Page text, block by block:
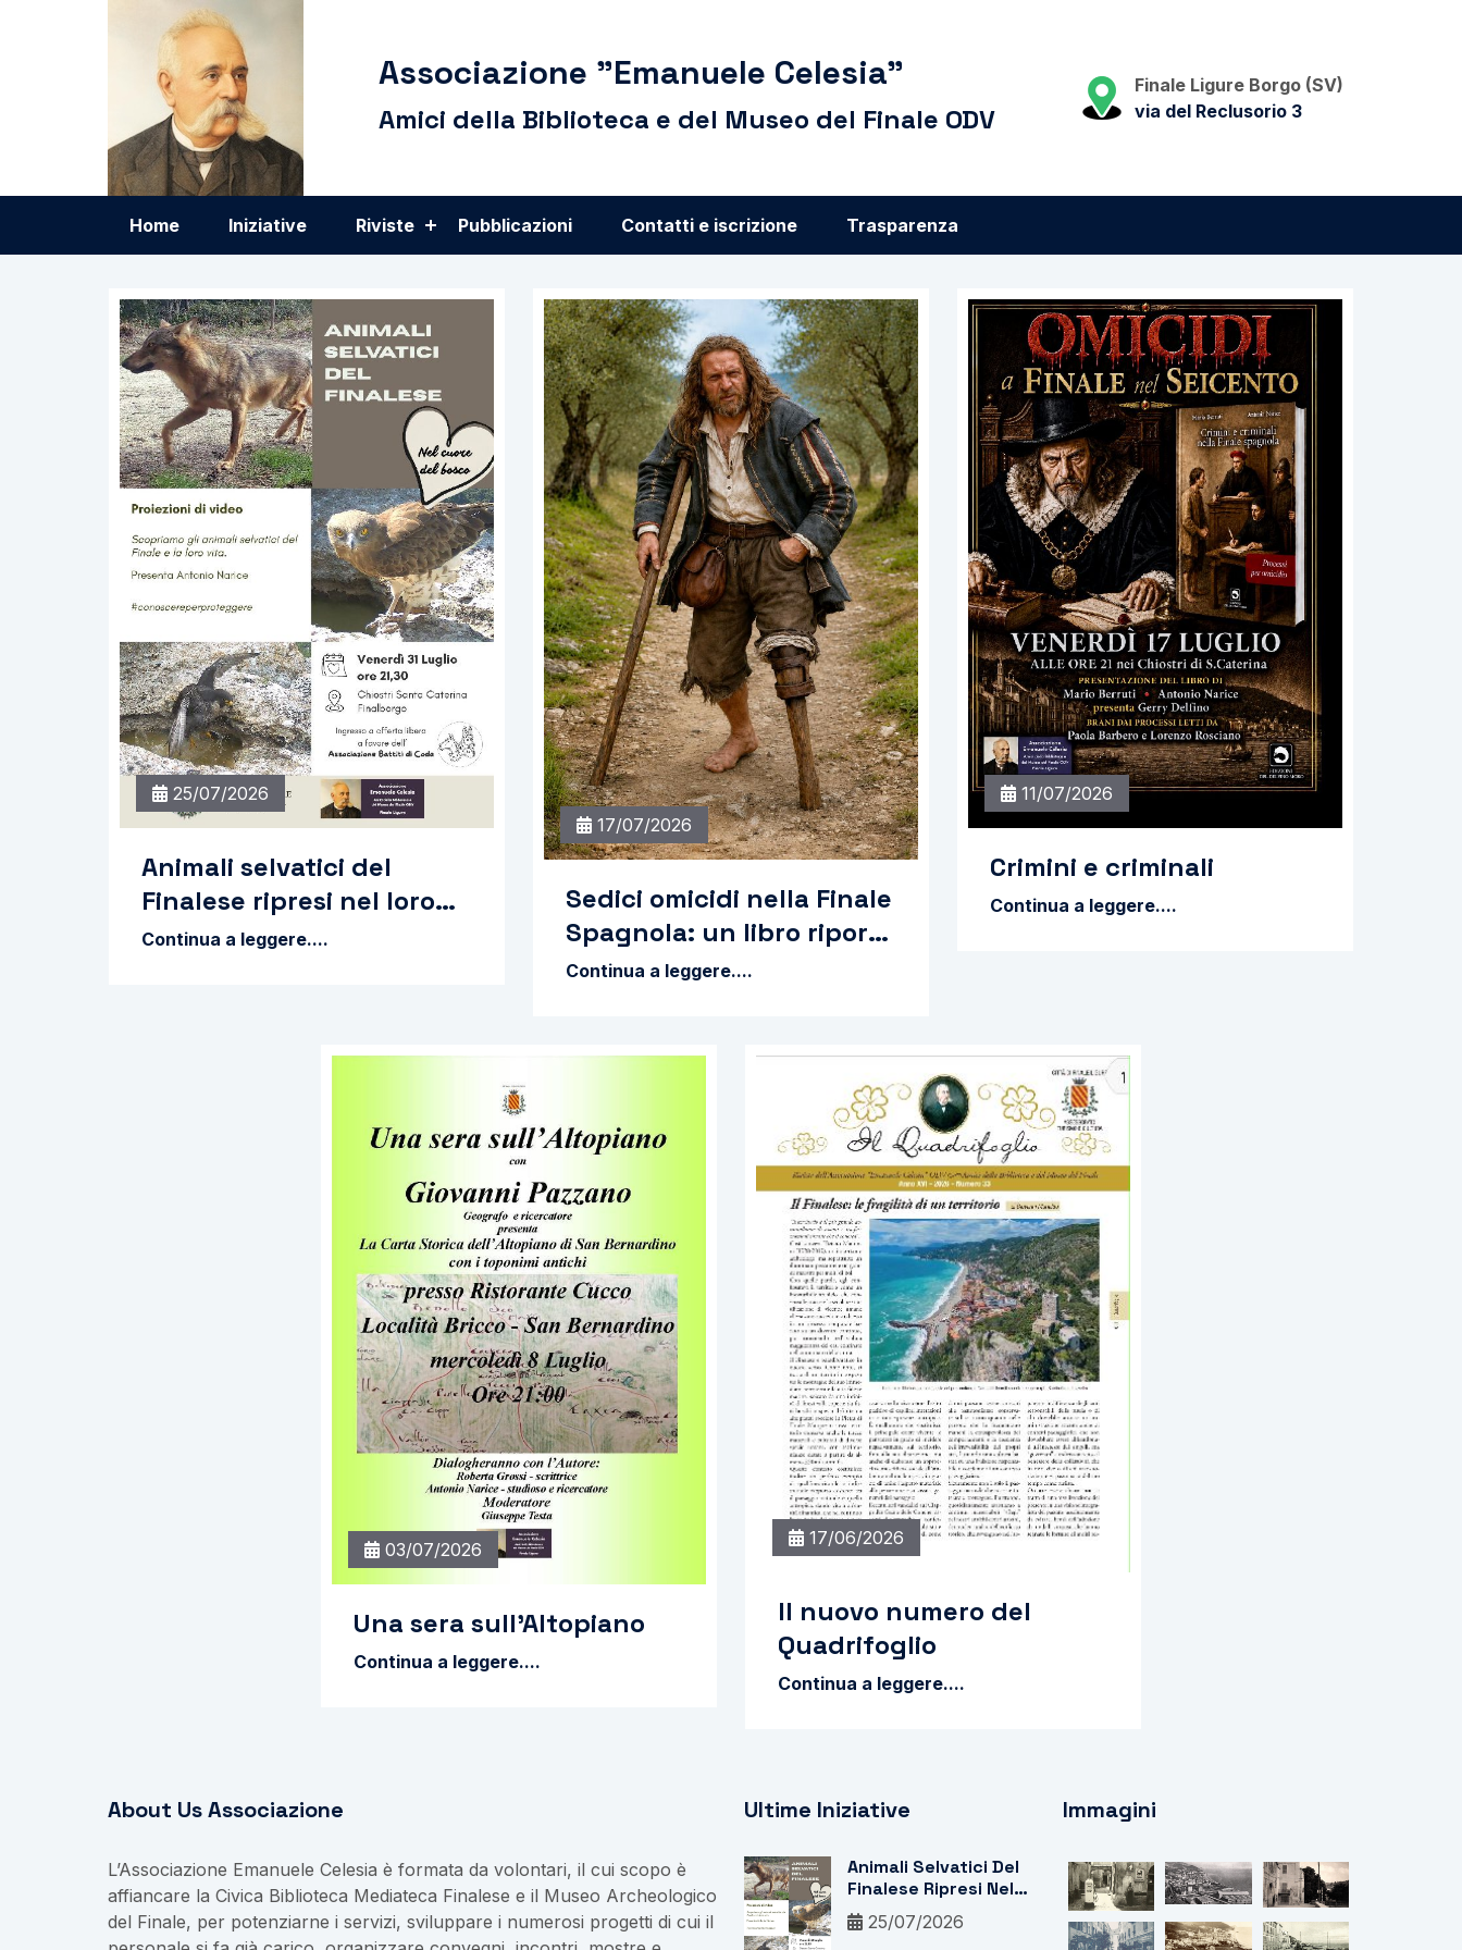
Associazione "Emanuele Celesia"
Amici della Biblioteca e del Museo del Finale ODV
Finale Ligure Borgo (SV)
via del Reclusorio 3
Home Iniziative Riviste Pubblicazioni Contatti e iscrizione Trasparenza
25/07/2026
Animali selvatici del
Finalese ripresi nel loro
ambiente naturale
Continua a leggere....
17/07/2026
Sedici omicidi nella Finale
Spagnola: un libro riporta
alla luce crimini e
Continua a leggere....
11/07/2026
Crimini e criminali
Continua a leggere....
03/07/2026
Una sera sull'Altopiano
Continua a leggere....
17/06/2026
Il nuovo numero del
Quadrifoglio
Continua a leggere....
About Us Associazione
L’Associazione Emanuele Celesia è formata da volontari, il cui scopo è
affiancare la Civica Biblioteca Mediateca Finalese e il Museo Archeologico
del Finale, per potenziarne i servizi, sviluppare i numerosi progetti di cui il
Ultime Iniziative
Animali Selvatici Del
Finalese Ripresi Nel
Loro Ambiente
Naturale
25/07/2026
Immagini